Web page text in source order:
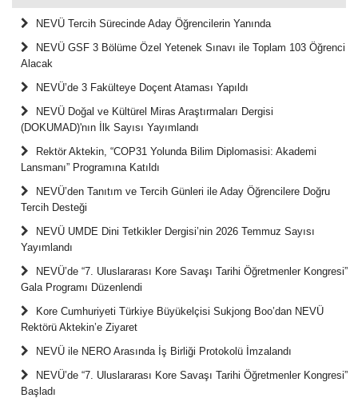
NEVÜ Tercih Sürecinde Aday Öğrencilerin Yanında
NEVÜ GSF 3 Bölüme Özel Yetenek Sınavı ile Toplam 103 Öğrenci
Alacak
NEVÜ’de 3 Fakülteye Doçent Ataması Yapıldı
NEVÜ Doğal ve Kültürel Miras Araştırmaları Dergisi
(DOKUMAD)'nın İlk Sayısı Yayımlandı
Rektör Aktekin, “COP31 Yolunda Bilim Diplomasisi: Akademi
Lansmanı” Programına Katıldı
NEVÜ’den Tanıtım ve Tercih Günleri ile Aday Öğrencilere Doğru
Tercih Desteği
NEVÜ UMDE Dini Tetkikler Dergisi’nin 2026 Temmuz Sayısı
Yayımlandı
NEVÜ’de “7. Uluslararası Kore Savaşı Tarihi Öğretmenler Kongresi”
Gala Programı Düzenlendi
Kore Cumhuriyeti Türkiye Büyükelçisi Sukjong Boo’dan NEVÜ
Rektörü Aktekin’e Ziyaret
NEVÜ ile NERO Arasında İş Birliği Protokolü İmzalandı
NEVÜ’de “7. Uluslararası Kore Savaşı Tarihi Öğretmenler Kongresi”
Başladı